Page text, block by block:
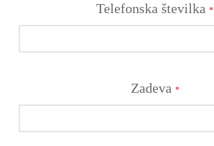
Telefonska številka*
Zadeva *